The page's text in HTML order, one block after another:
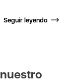
Seguir leyendo